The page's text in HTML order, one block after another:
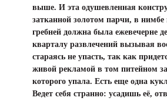
выше. И эта одушевленная
затканной золотом парчи, в нимбе
гребней должна была ежевечерне
кварталу развлечений вызывая
стараясь не упасть, так как
живой рекламой в том питейном
которого упала. Есть еще одна
Ведет себя странно: усадишь её,